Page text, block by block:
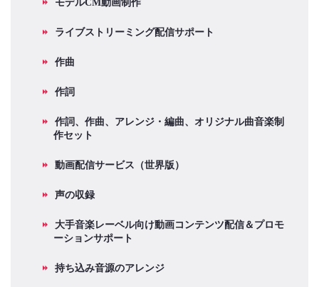
モデルCM動画制作
ライブストリーミング配信サポート
作曲
作詞
作詞、作曲、アレンジ・編曲、オリジナル曲音楽制
作セット
動画配信サービス（世界版）
声の収録
大手音楽レーベル向け動画コンテンツ配信＆プロモ
ーションサポート
持ち込み音源のアレンジ